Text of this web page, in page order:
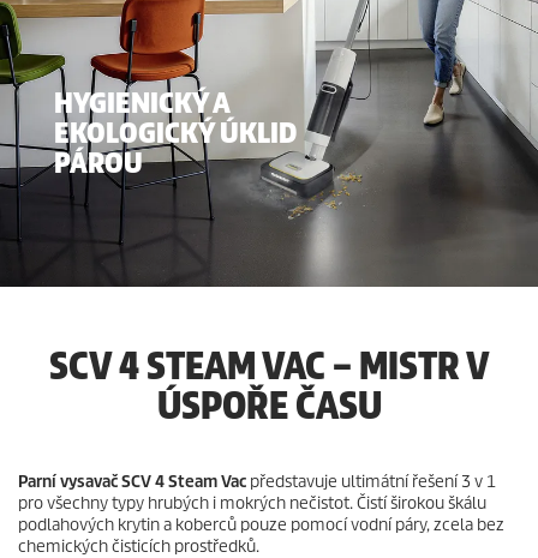
HYGIENICKÝ A
EKOLOGICKÝ ÚKLID
PÁROU
SCV 4 STEAM VAC – MISTR V
ÚSPOŘE ČASU
Parní vysavač SCV 4 Steam Vac představuje ultimátní řešení 3 v 1
pro všechny typy hrubých i mokrých nečistot. Čistí širokou škálu
podlahových krytin a koberců pouze pomocí vodní páry, zcela bez
chemických čisticích prostředků.